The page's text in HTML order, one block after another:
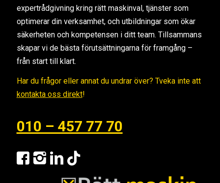
expertrådgivning kring rätt maskinval, tjänster som
optimerar din verksamhet, och utbildningar som ökar
säkerheten och kompetensen i ditt team. Tillsammans
skapar vi de bästa förutsättningarna för framgång –
från start till klart.
Har du frågor eller annat du undrar över? Tveka inte att
kontakta oss direkt!
010 – 457 77 70